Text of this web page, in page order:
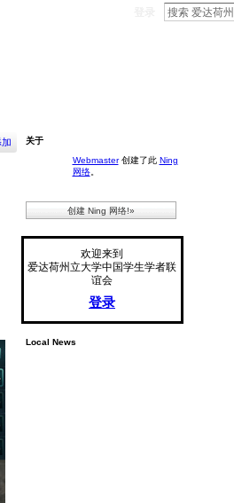
关于
Webmaster创建了此 Ning
网络。
创建 Ning 网络!»
欢迎来到
爱达荷州立大学中国学生学者联
谊会
登录
Local News